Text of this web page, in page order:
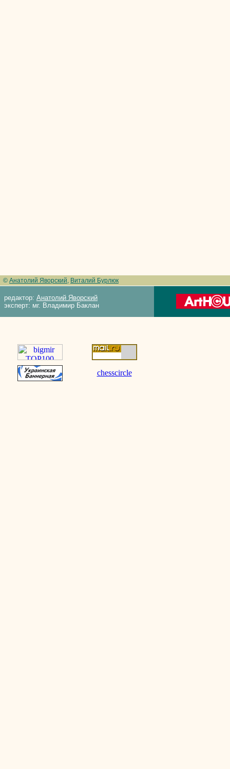
© Анатолий Яворский, Виталий Бурлюк
редактор: Анатолий Яворский
эксперт: мг. Владимир Баклан
chesscircle